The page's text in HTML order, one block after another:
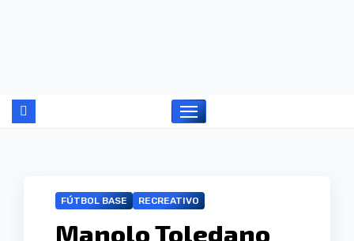
FÚTBOL BASE RECREATIVO
Manolo Toledano